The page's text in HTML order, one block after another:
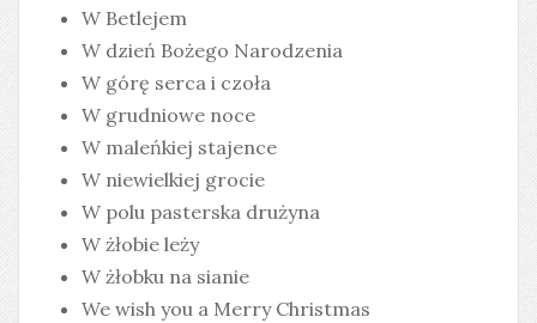
W Betlejem
W dzień Bożego Narodzenia
W górę serca i czoła
W grudniowe noce
W maleńkiej stajence
W niewielkiej grocie
W polu pasterska drużyna
W żłobie leży
W żłobku na sianie
We wish you a Merry Christmas